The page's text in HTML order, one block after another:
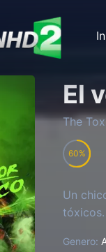
El
The
60
Un
tóxicos.
Genero: